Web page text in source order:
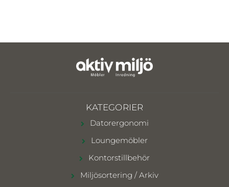
KATEGORIER
Datorergonomi
Loungemöbler
Kontorstillbehör
Miljösortering / Arkiv